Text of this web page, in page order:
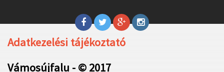
Adatkezelési tájékoztató
Vámosújfalu - © 2017